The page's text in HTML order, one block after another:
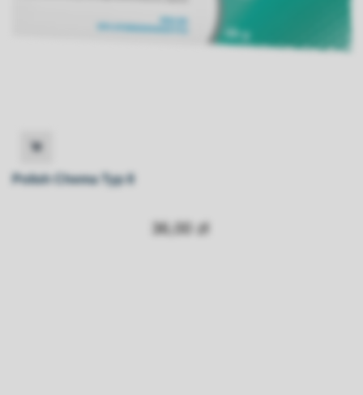
Polish Chema Typ II
36,00 zł